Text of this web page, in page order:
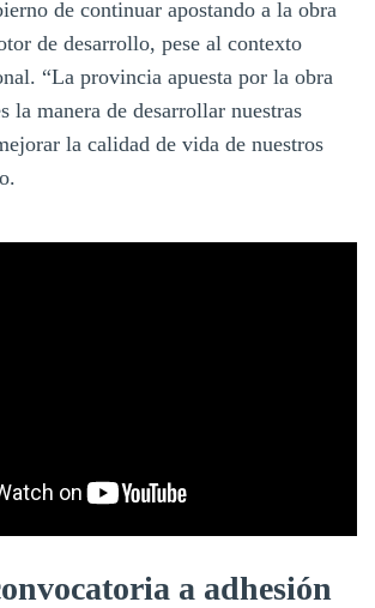
de continuar apostando a la obra
de desarrollo, pese al contexto
“La provincia apuesta por la obra
la manera de desarrollar nuestras
la calidad de vida de nuestros
a adhesión